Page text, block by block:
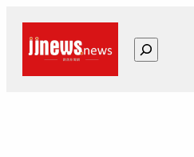
搜
尋